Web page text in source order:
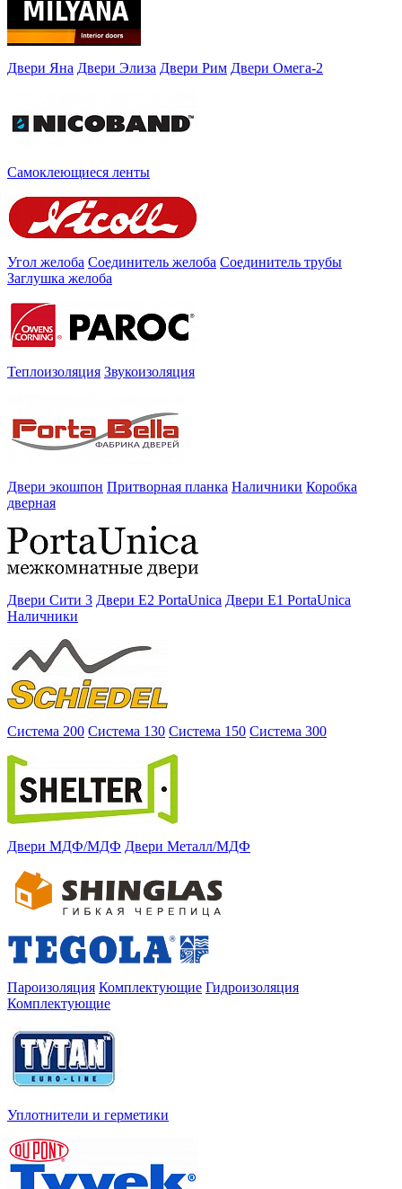
Двери Яна Двери Элиза Двери Рим Двери Омега-2
Самоклеющиеся ленты
Угол желоба Соединитель желоба Соединитель трубы
Заглушка желоба
Теплоизоляция Звукоизоляция
Двери экошпон Притворная планка Наличники Коробка
дверная
Двери Сити 3 Двери E2 PortaUnica Двери E1 PortaUnica
Наличники
Система 200 Система 130 Система 150 Система 300
Двери МДФ/МДФ Двери Металл/МДФ
Пароизоляция Комплектующие Гидроизоляция
Комплектующие
Уплотнители и герметики